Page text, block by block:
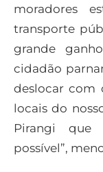
moradores
transporte
grande
cidadão
deslocar com
locais do
Pirangi que
possível”,